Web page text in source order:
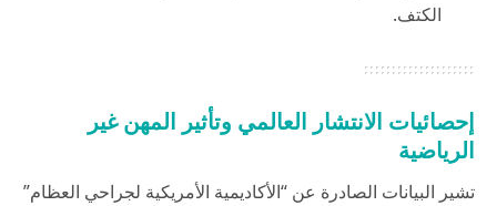
الكتف.
إحصائيات الانتشار العالمي وتأثير المهن غير
الرياضية
تشير البيانات الصادرة عن “الأكاديمية الأمريكية لجراحي العظام”